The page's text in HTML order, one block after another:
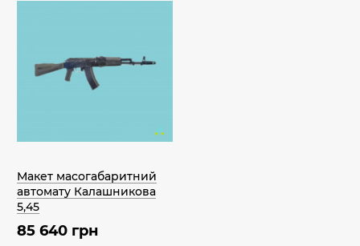
Макет масогабаритний
автомату Калашникова
5,45
85 640 грн